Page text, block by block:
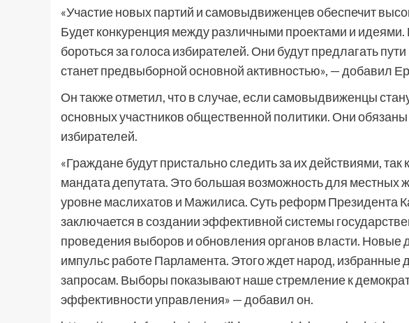
«Участие новых партий и самовыдвиженцев обеспечит
Будет конкуренция между различными проектами и
бороться за голоса избирателей. Они будут предлагать
станет предвыборной основной активностью», — добавил
Он также отметил, что в случае, если самовыдвиженцы
основных участников общественной политики. Они
избирателей.
«Граждане будут пристально следить за их действиями, так
мандата депутата. Это большая возможность для местных
уровне маслихатов и Мажилиса. Суть реформ Президента
заключается в создании эффективной системы
проведения выборов и обновления органов власти. Новые
импульс работе Парламента. Этого ждет народ, избранные
запросам. Выборы показывают наше стремление к
эффективности управления» — добавил он.